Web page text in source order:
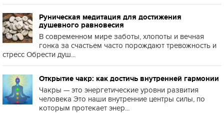
Руническая медитация для достижения
душевного равновесия
В современном мире заботы, хлопоты и вечная
гонка за счастьем часто порождают тревожность и
стресс Обрести душ...
Открытие чакр: как достичь внутренней гармонии
Чакры — это энергетические уровни развития
человека Это наши внутренние центры силы, по
которым протекает энер...